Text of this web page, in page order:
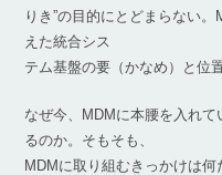
りき”の目的にとどまらない
えた統合シス
テム基盤の要（かなめ）と位
なぜ今、MDMに本腰を入れ
るのか。そもそも、
MDMに取り組むきっかけは